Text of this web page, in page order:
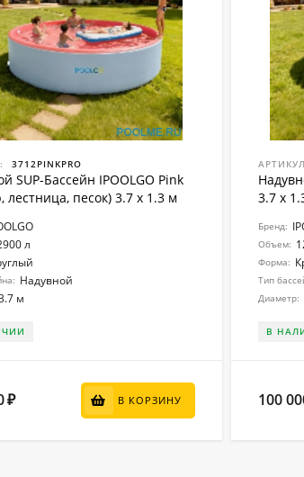
3712PINKPRO
SUP-Бассейн IPOOLGO Pink
лестница, песок) 3.7 x 1.3 м
л
Надувной
м
₽ В КОРЗИНУ
3.7 x
Бренд:
Объем:
Форма:
Тип
Диаметр:
В
100